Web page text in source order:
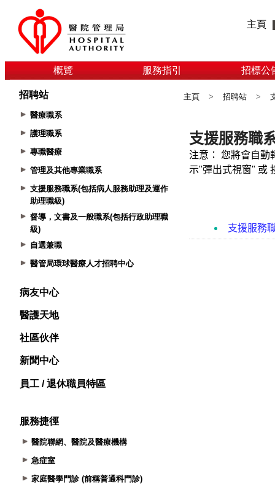
主頁
概覽 服務指引 招標公
招聘站
醫療職系
護理職系
專職醫療
管理及其他專業職系
支援服務職系(包括病人服務助理及運作
助理職級)
督導，文書及一般職系(包括行政助理職
級)
自選兼職
醫管局環球醫療人才招聘中心
病友中心
醫護天地
社區伙伴
新聞中心
員工 / 退休職員特區
服務捷徑
醫院聯網、醫院及醫療機構
急症室
家庭醫學門診 (前稱普通科門診)
主頁 > 招聘站 >